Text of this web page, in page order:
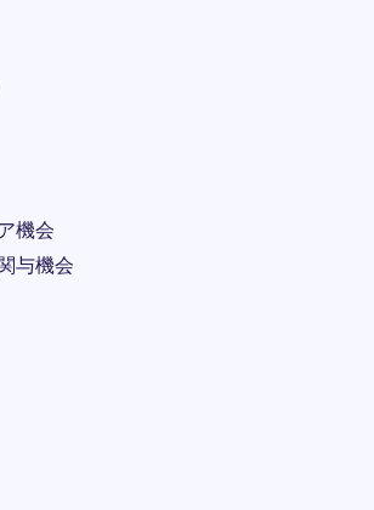
機会
与機会